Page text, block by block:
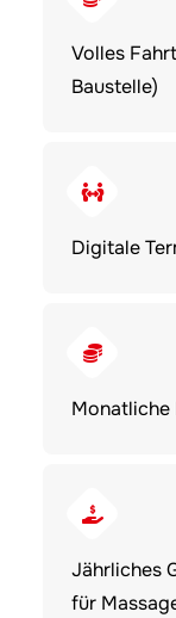
Volles
Baustelle)
Digitale
Monatliche
Jährliches
für